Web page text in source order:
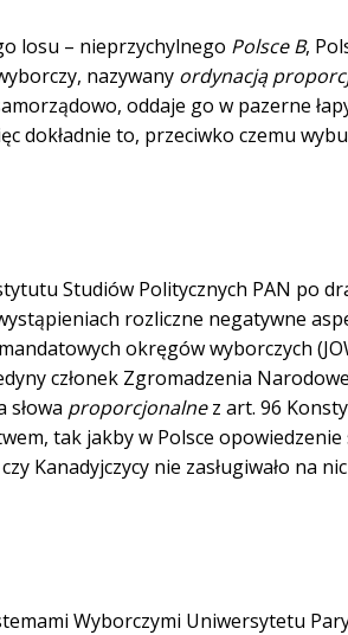
losu – nieprzychylnego Polsce B,
nazywany ordynacją
oddaje go w pazerne
dokładnie to, przeciwko czemu
Studiów Politycznych PAN po
rozliczne negatywne
okręgów wyborczych
członek Zgromadzenia
słowa proporcjonalnez art. 96
tak jakby w Polsce opowiedzenie
Kanadyjczycy nie zasługiwało na
Wyborczymi Uniwersytetu